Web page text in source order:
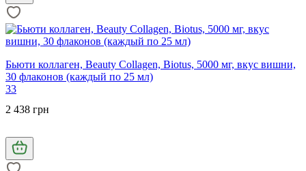
Бьюти коллаген, Beauty Collagen, Biotus, 5000 мг, вкус вишни,
30 флаконов (каждый по 25 мл)
33
2 438 грн